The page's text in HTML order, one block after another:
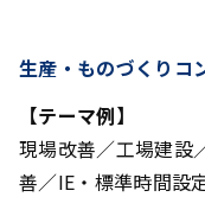
生産・ものづくりコ
【テーマ例】
現場改善／工場建設
善／IE・標準時間